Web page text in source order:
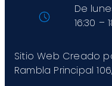
De
16:30 –
Sitio Web Creado
Rambla Principal